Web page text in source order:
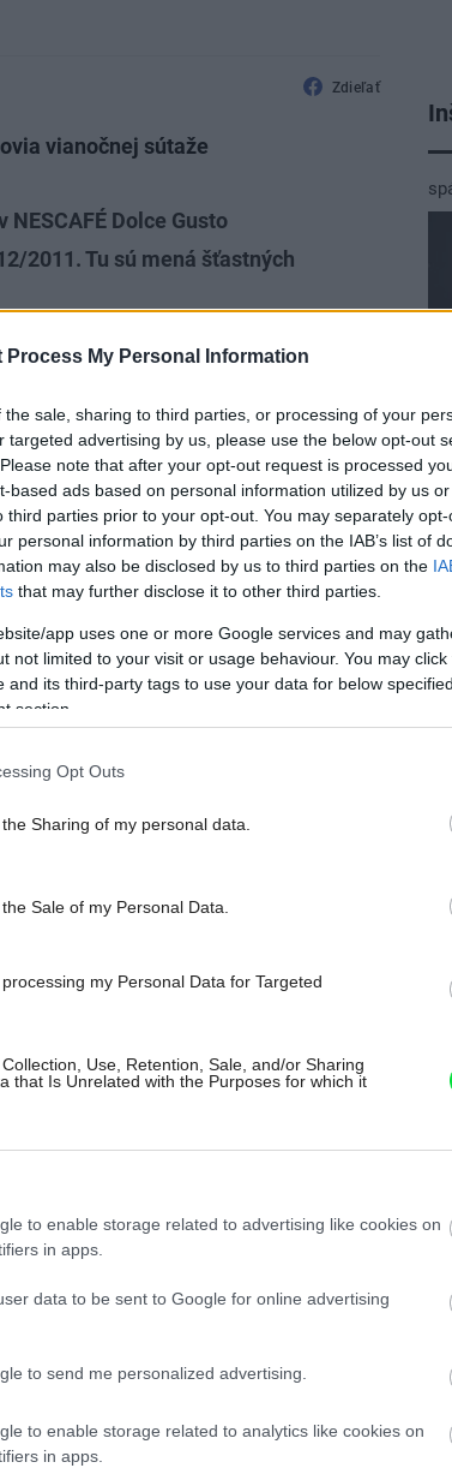
Process My Personal Information
the sale, sharing to third parties, or processing of your
targeted advertising by us, please use the below opt-out
note that after your opt-out request is processed
based ads based on personal information utilized by us
third parties prior to your opt-out. You may separately
personal information by third parties on the IAB’s list of
may also be disclosed by us to third parties on the
that may further disclose it to other third parties.
app uses one or more Google services and may
not limited to your visit or usage behaviour. You may
and its third-party tags to use your data for below
section.
Opt Outs
Sharing of my personal data.
Sale of my Personal Data.
my Personal Data for Targeted
Use, Retention, Sale, and/or Sharing
that Is Unrelated with the Purposes for which it
to enable storage related to advertising like cookies on
in apps.
data to be sent to Google for online advertising
to send me personalized advertising.
to enable storage related to analytics like cookies on
in apps.
Zdieľať
vianočnej sútaže
Dolce Gusto
2011. Tu sú mená šťastných
na ďalšie súťaženie.
ale aj praktické